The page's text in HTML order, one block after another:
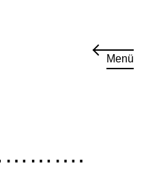
Menü